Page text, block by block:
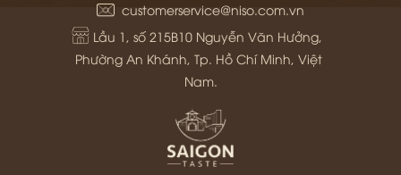
customerservice@niso.com.vn
Lầu 1, số 215B10 Nguyễn Văn Hưởng,
Phường An Khánh, Tp. Hồ Chí Minh, Việt
Nam.